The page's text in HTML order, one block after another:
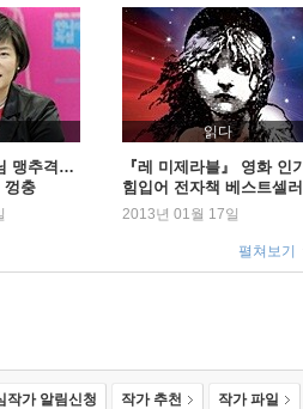
맹추격…
껑충
읽다
『레 미제라블』 영화 인기
힘입어 전자책 베스트셀러
1위 등극
2013년 01월 17일
펼쳐보기
작가 알림신청 작가 추천 작가 파일